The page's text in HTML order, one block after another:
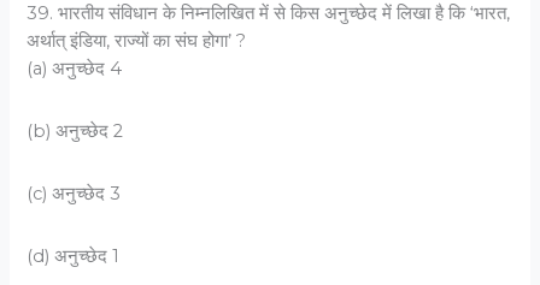
39. भारतीय संविधान के निम्नलिखित में से किस अनुच्छेद में लिखा है कि ‘भारत,
अर्थात् इंडिया, राज्यों का संघ होगा’ ?
(a) अनुच्छेद 4
(b) अनुच्छेद 2
(c) अनुच्छेद 3
(d) अनुच्छेद 1